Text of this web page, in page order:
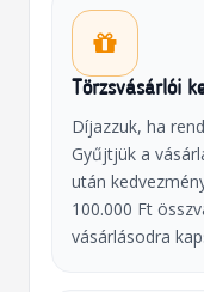
Törzsvásárlói
Díjazzuk, ha
Gyűjtjük a
után
100.000 Ft
vásárlásodra